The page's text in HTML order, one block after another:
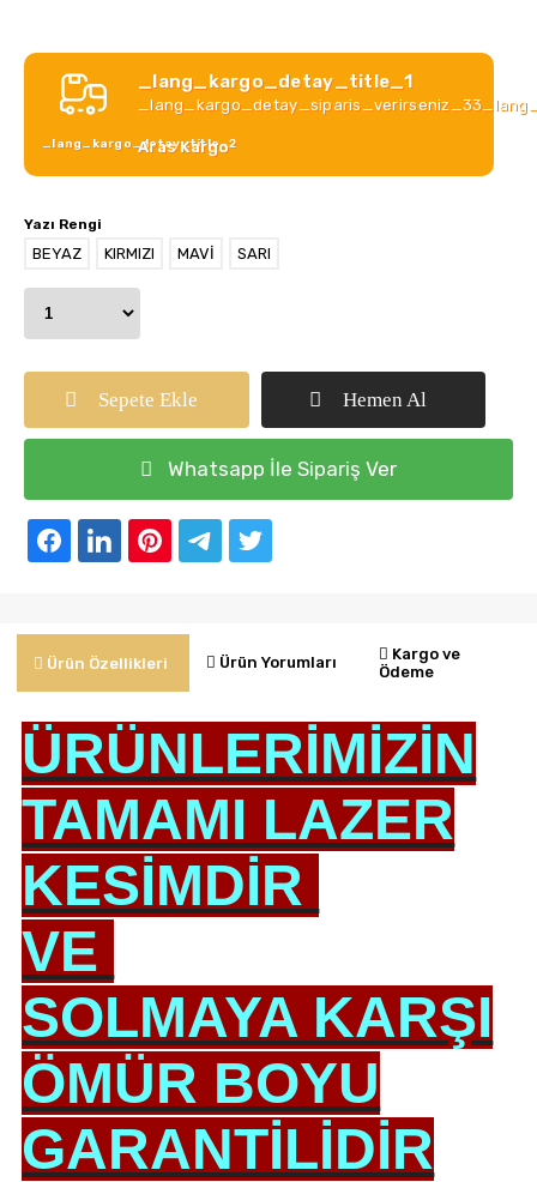
_lang_kargo_detay_title_1
_lang_kargo_detay_title_2
Aras Kargo
Yazı Rengi
BEYAZ KIRMIZI MAVİ SARI
Sepete Ekle Hemen Al
Whatsapp İle Sipariş Ver
Ürün Özellikleri Ürün Yorumları
Kargo ve
Ödeme
ÜRÜNLERİMİZİN
TAMAMI LAZER
KESİMDİR
VE
SOLMAYA KARŞI
ÖMÜR BOYU
GARANTİLİDİR